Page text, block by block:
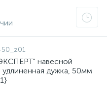
50_z01
навесной
дужка, 50мм